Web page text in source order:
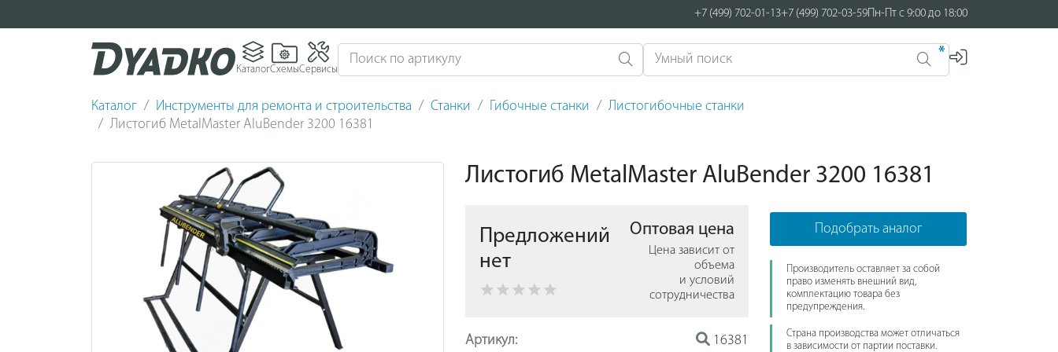
+7 (499) 702-01-13+7 (499) 702-03-59Пн-Пт с 9:00 до 18:00
КаталогСхемыСервисы
*
Каталог Инструменты для ремонта и строительства Станки Гибочные станки
Листогибочные станки
Листогиб MetalMaster AluBender 3200 16381
Листогиб MetalMaster AluBender 3200 16381
Предложений
нет
Оптовая цена
Цена зависит от
объема
и условий
сотрудничества
Артикул:
16381
Подобрать аналог
Производитель оставляет за собой
право изменять внешний вид,
комплектацию товара без
предупреждения.
Страна производства может отличаться
в зависимости от партии поставки.